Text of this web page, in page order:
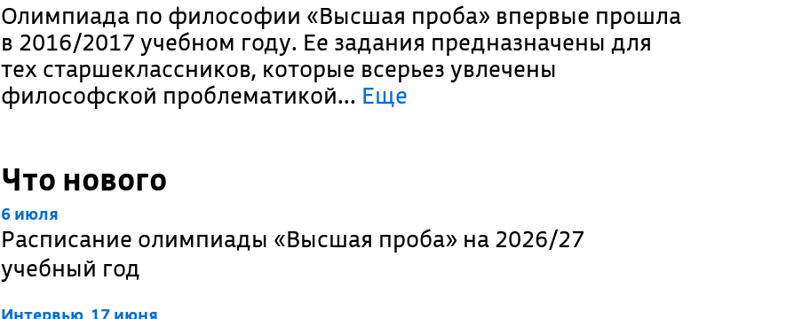
Олимпиада по философии «Высшая проба» впервые прошла
в 2016/2017 учебном году. Ее задания предназначены для
тех старшеклассников, которые всерьез увлечены
философской проблематикой... Еще
Что нового
6 июля
Расписание олимпиады «Высшая проба» на 2026/27
учебный год
Интервью, 17 июня